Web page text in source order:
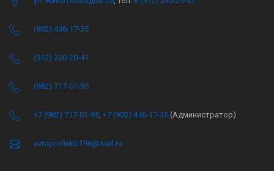
(902) 446-17-35
(912) 230-20-41
(982) 717-01-95
+7 (982) 717-01-95 +7 (902) 446-17-35 (Администратор)
avtoprofiekb196@mail.ru